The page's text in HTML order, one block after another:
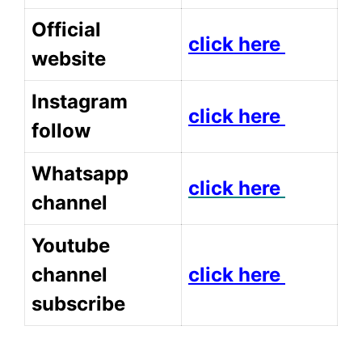
Official
website
click here
Instagram
follow
click here
Whatsapp
channel
click here
Youtube
channel
subscribe
click here